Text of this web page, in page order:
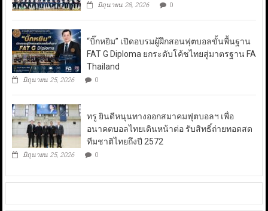
มิถุนายน 28, 2026 0
“บิ๊กหยิม” เปิดอบรมผู้ฝึกสอนฟุตบอลขั้นพื้นฐาน
FAT G Diploma ยกระดับโค้ชไทยสู่มาตรฐาน FA
Thailand
มิถุนายน 25, 2026 0
ทรู ยินดีหนุนทางออกสมาคมฟุตบอลฯ เพื่อ
อนาคตบอลไทยเดินหน้าต่อ รับสิทธิ์ถ่ายทอดสด
ทีมชาติไทยถึงปี 2572
มิถุนายน 25, 2026 0